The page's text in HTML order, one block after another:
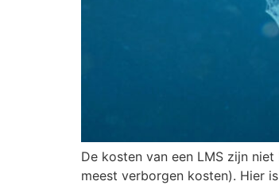
De kosten van een LMS zijn
meest verborgen kosten). Hier